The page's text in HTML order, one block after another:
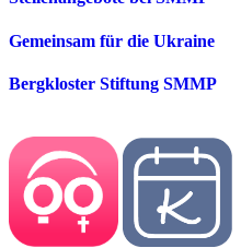
Gemeinsam für die Ukraine
Bergkloster Stiftung SMMP